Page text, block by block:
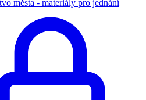
města - materiály pro jednání